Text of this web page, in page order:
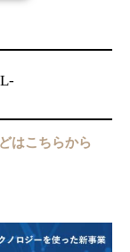
はこちらから